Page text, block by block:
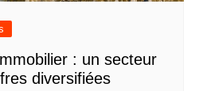
: un secteur
diversifiées